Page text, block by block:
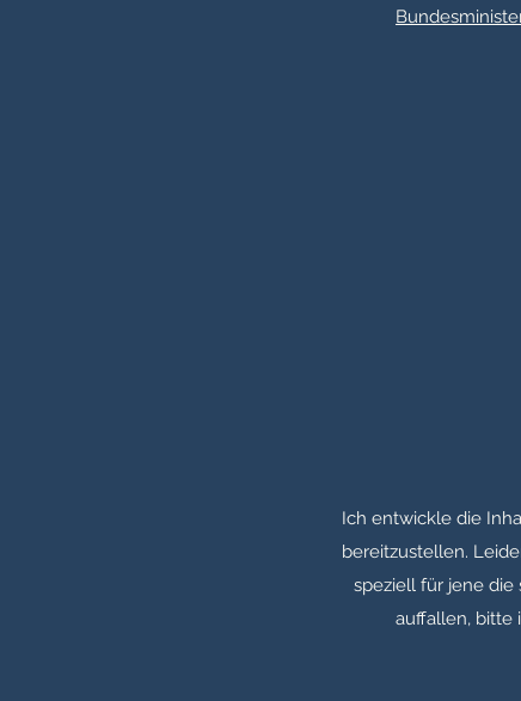
Ich entwickle die
bereitzustellen.
speziell für jene
auffallen, bitte